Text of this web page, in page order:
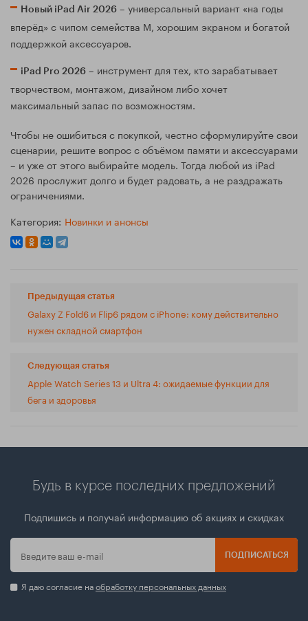
Новый iPad Air 2026 – универсальный вариант «на годы
вперёд» с чипом семейства M, хорошим экраном и богатой
поддержкой аксессуаров.
iPad Pro 2026 – инструмент для тех, кто зарабатывает
творчеством, монтажом, дизайном либо хочет
максимальный запас по возможностям.
Чтобы не ошибиться с покупкой, честно сформулируйте свои
сценарии, решите вопрос с объёмом памяти и аксессуарами
– и уже от этого выбирайте модель. Тогда любой из iPad
2026 прослужит долго и будет радовать, а не раздражать
ограничениями.
Категория: Новинки и анонсы
Предыдущая статья
Galaxy Z Fold6 и Flip6 рядом с iPhone: кому действительно
нужен складной смартфон
Следующая статья
Apple Watch Series 13 и Ultra 4: ожидаемые функции для
бега и здоровья
Будь в курсе последних предложений
Подпишись и получай информацию об акциях и скидках
ПОДПИСАТЬСЯ
Я даю согласие наобработку персональных данных